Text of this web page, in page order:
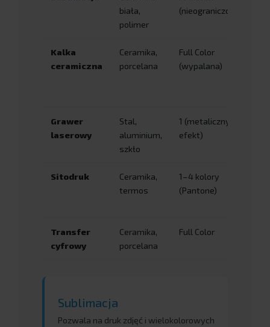
biała,
polimer
(nieograniczona)
Kalka
ceramiczna
Ceramika,
porcelana
Full Color
(wypalana)
Grawer
laserowy
Stal,
aluminium,
szkło
1 (metaliczny
efekt)
Sitodruk
Ceramika,
termos
1–4 kolory
(Pantone)
Transfer
cyfrowy
Ceramika,
porcelana
Full Color
Sublimacja
Pozwala na druk zdjęć i wielokolorowych